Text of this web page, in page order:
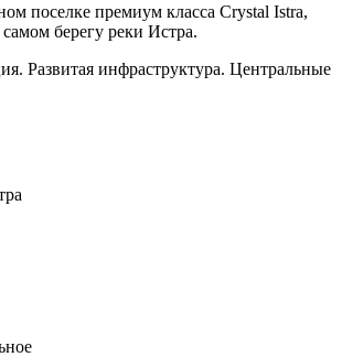
поселке премиум класса Crystal Istra,
берегу реки Истра.
Развитая инфраструктура. Центральные